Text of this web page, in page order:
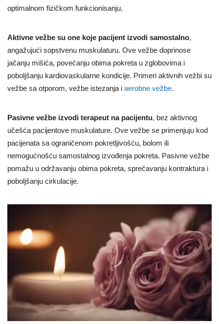
optimalnom fizičkom funkcionisanju.
Aktivne vežbe su one koje pacijent izvodi samostalno,
angažujući sopstvenu muskulaturu. Ove vežbe doprinose
jačanju mišića, povećanju obima pokreta u zglobovima i
poboljšanju kardiovaskularne kondicije. Primeri aktivnih vežbi su
vežbe sa otporom, vežbe istezanja i aerobne vežbe.
Pasivne vežbe izvodi terapeut na pacijentu, bez aktivnog
učešća pacijentove muskulature. Ove vežbe se primenjuju kod
pacijenata sa ograničenom pokretljivošću, bolom ili
nemogućnošću samostalnog izvođenja pokreta. Pasivne vežbe
pomažu u održavanju obima pokreta, sprečavanju kontraktura i
poboljšanju cirkulacije.